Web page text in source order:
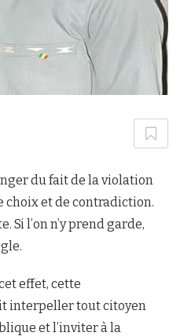
du fait de la violation
et de contradiction.
Si l’on n’y prend garde,
effet, cette
interpeller tout citoyen
et l’inviter à la